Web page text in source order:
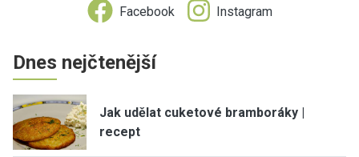
Facebook Instagram
Dnes nejčtenější
Jak udělat cuketové bramboráky |
recept